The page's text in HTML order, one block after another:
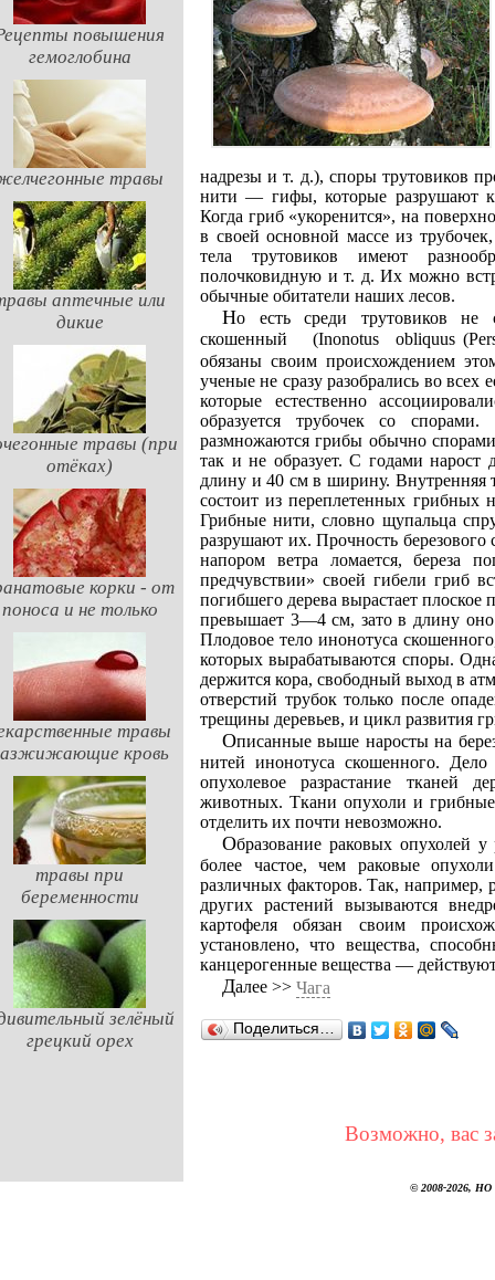
повышения
гемоглобина
травы
аптечные или
дикие
травы (при
отёках)
корки - от
поноса и не только
травы
кровь
травы при
беременности
зелёный
грецкий орех
надрезы и т. д.), споры трутовиков
нити — гифы, которые разрушают
Когда гриб «укоренится», на
в своей основной массе из
тела трутовиков имеют
полочковидную и т. д. Их можно
обычные обитатели наших лесов.
Но есть среди трутовиков не совсем обычный гриб. Называется он инонотус
скошенный (Inonotus obliquus
обязаны своим происхождением
ученые не сразу разобрались во всех
которые естественно
образуется трубочек со
размножаются грибы обычно
так и не образует. С годами
длину и 40 см в ширину. Внутренняя
состоит из переплетенных грибных
Грибные нити, словно щупальца
разрушают их. Прочность березового
напором ветра ломается, береза
предчувствии» своей гибели гриб
погибшего дерева вырастает
превышает 3—4 см, зато в длину
Плодовое тело инонотуса
которых вырабатываются споры.
держится кора, свободный выход в
отверстий трубок только после
трещины деревьев, и цикл развития
Описанные выше наросты на березах, именуемые чагой, состоят не только из грибных
нитей инонотуса скошенного.
опухолевое разрастание тканей
животных. Ткани опухоли и
отделить их почти невозможно.
Образование раковых опухолей у растений — явление не менее, а может быть, даже
более частое, чем раковые
различных факторов. Так, например,
других растений вызываются
картофеля обязан своим
установлено, что вещества,
канцерогенные вещества —
Далее >> Чага
Поделиться…
Возможно, вас
© 2008-2026,